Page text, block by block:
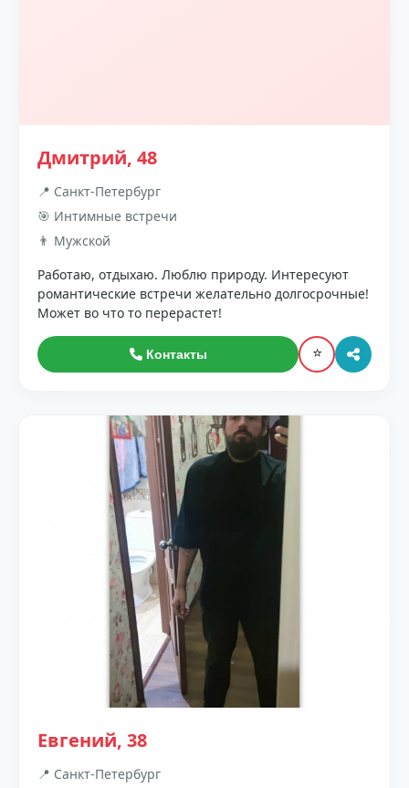
Дмитрий, 48
📍 Санкт-Петербург
🎯 Интимные встречи
👨 Мужской
Работаю, отдыхаю. Люблю природу. Интересуют
романтические встречи желательно долгосрочные!
Может во что то перерастет!
Контакты ⭐
Евгений, 38
📍 Санкт-Петербург